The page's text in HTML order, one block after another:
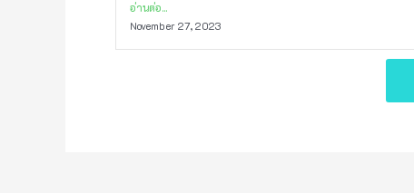
อ่านต่อ...
November 27, 2023